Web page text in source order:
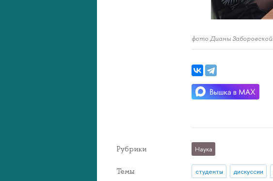
фото Дианы Заборовской
Рубрики Наука
Темы студенты дискуссии